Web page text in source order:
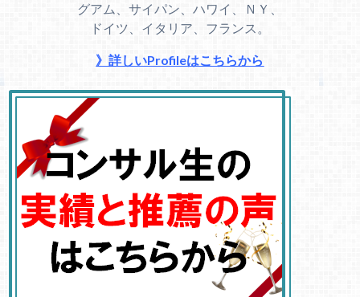
グアム、サイパン、ハワイ、ＮＹ、
ドイツ、イタリア、フランス。
》詳しいProfileはこちらから